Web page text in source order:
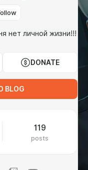
нет личной жизни!!!
DONATE
BLOG
119
posts